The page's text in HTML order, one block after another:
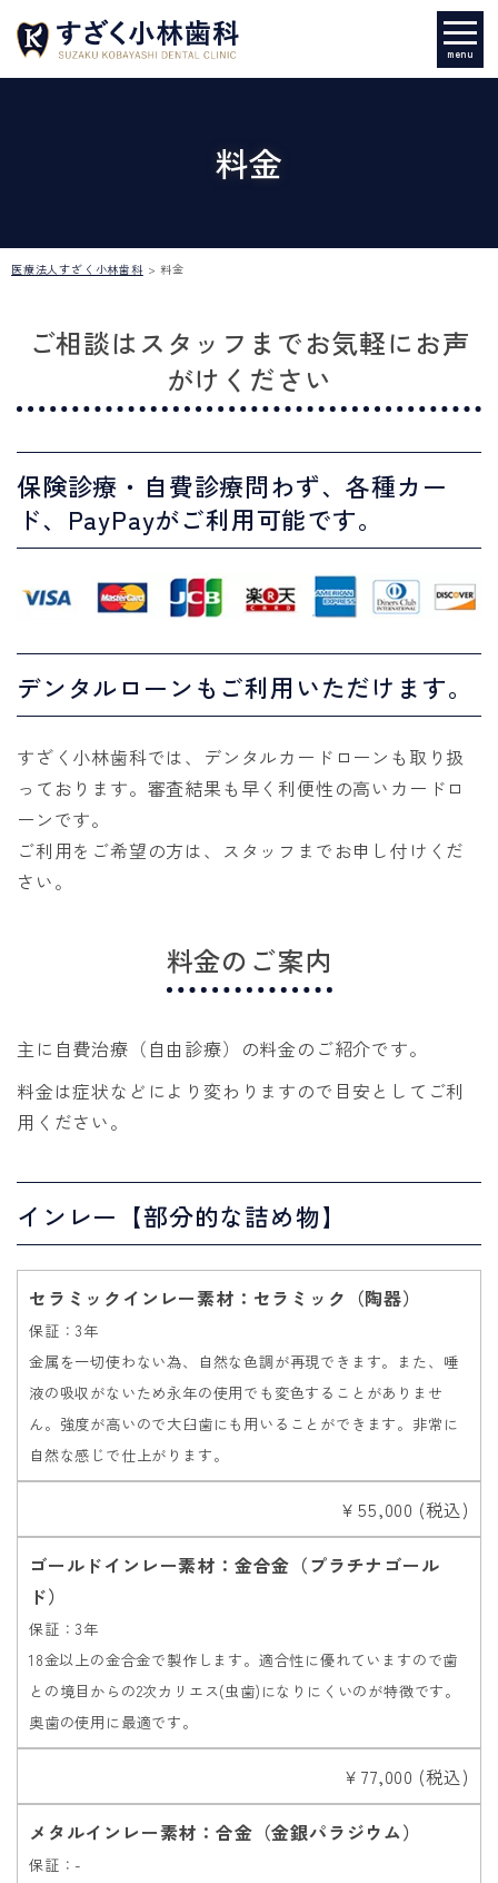
menu
料金
医療法人すざく小林歯科>料金
ご相談はスタッフまでお気軽にお声
がけください
保険診療・自費診療問わず、各種カー
ド、PayPayがご利用可能です。
デンタルローンもご利用いただけます。
すざく小林歯科では、デンタルカードローンも取り扱
っております。審査結果も早く利便性の高いカードロ
ーンです。
ご利用をご希望の方は、スタッフまでお申し付けくだ
さい。
料金のご案内
主に自費治療（自由診療）の料金のご紹介です。
料金は症状などにより変わりますので目安としてご利
用ください。
インレー【部分的な詰め物】
セラミックインレー素材：セラミック（陶器）
保証：3年
金属を一切使わない為、自然な色調が再現できます。また、唾
液の吸収がないため永年の使用でも変色することがありませ
ん。強度が高いので大臼歯にも用いることができます。非常に
自然な感じで仕上がります。
￥55,000 (税込)
ゴールドインレー素材：金合金（プラチナゴール
ド）
保証：3年
18金以上の金合金で製作します。適合性に優れていますので歯
との境目からの2次カリエス(虫歯)になりにくいのが特徴です。
奥歯の使用に最適です。
￥77,000 (税込)
メタルインレー素材：合金（金銀パラジウム）
保証：-